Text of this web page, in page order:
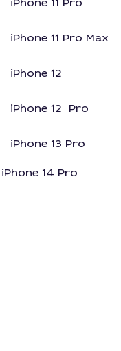
iPhone 11 Pro Max
iPhone 12
iPhone 12 Pro
iPhone 13 Pro
iPhone 14 Pro